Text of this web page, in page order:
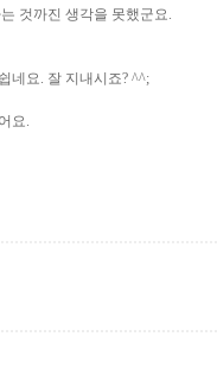
것까진 생각을 못했군요.
네요. 잘 지내시죠? ^^;
요.